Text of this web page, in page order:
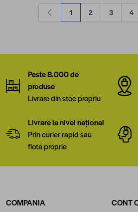
în acest moment citești
1 Pagină
2 Pagină
3 4
Peste 8.000 de
produse
Livrare din stoc propriu
Livrare la nivel național
Prin curier rapid sau
flota proprie
COMPANIA
CONT